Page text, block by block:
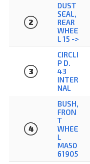
2
DUST
SEAL,
REAR
WHEE
L 15 ->
3
CIRCLI
P D.
43
INTER
NAL
4
BUSH,
FRON
T
WHEE
L
MA50
61905